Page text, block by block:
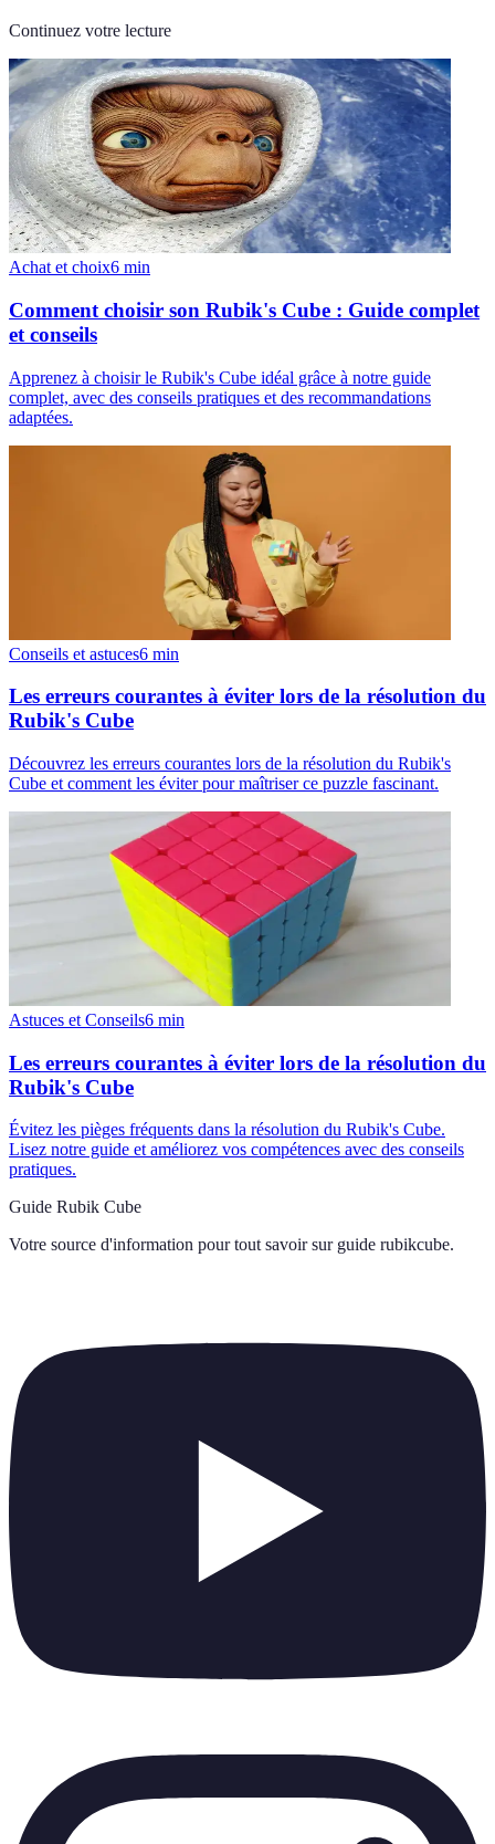
Continuez votre lecture
Achat et choix6 min
Comment choisir son Rubik's Cube : Guide complet
et conseils
Apprenez à choisir le Rubik's Cube idéal grâce à notre guide
complet, avec des conseils pratiques et des recommandations
adaptées.
Conseils et astuces6 min
Les erreurs courantes à éviter lors de la résolution du
Rubik's Cube
Découvrez les erreurs courantes lors de la résolution du Rubik's
Cube et comment les éviter pour maîtriser ce puzzle fascinant.
Astuces et Conseils6 min
Les erreurs courantes à éviter lors de la résolution du
Rubik's Cube
Évitez les pièges fréquents dans la résolution du Rubik's Cube.
Lisez notre guide et améliorez vos compétences avec des conseils
pratiques.
Guide Rubik Cube
Votre source d'information pour tout savoir sur guide rubikcube.